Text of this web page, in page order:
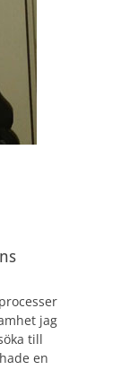
jag
till
en